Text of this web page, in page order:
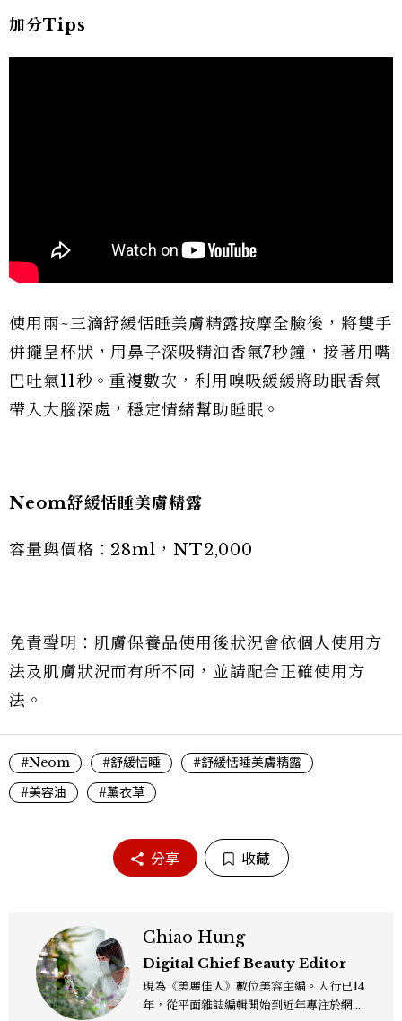
加分Tips
使用兩~三滴舒緩恬睡美膚精露按摩全臉後，將雙手
併攏呈杯狀，用鼻子深吸精油香氣7秒鐘，接著用嘴
巴吐氣11秒。重複數次，利用嗅吸緩緩將助眠香氣
帶入大腦深處，穩定情緒幫助睡眠。
Neom舒緩恬睡美膚精露
容量與價格：28ml，NT2,000
免責聲明：肌膚保養品使用後狀況會依個人使用方
法及肌膚狀況而有所不同，並請配合正確使用方
法。
#Neom #舒緩恬睡
#舒緩恬睡美膚精露
#美容油
#薰衣草
分享 收藏
Chiao Hung
Digital Chief Beauty Editor
現為《美麗佳人》數位美容主編。入行已14
年，從平面雜誌編輯開始到近年專注於網路